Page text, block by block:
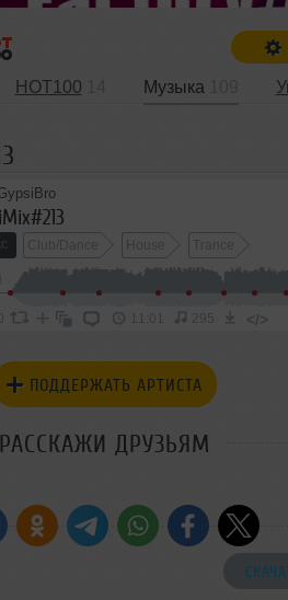
HOT100 Музыка
Club/Dance House Trance
295 </>
ПОДДЕРЖАТЬ АРТИСТА
РАССКАЖИ ДРУЗЬЯМ